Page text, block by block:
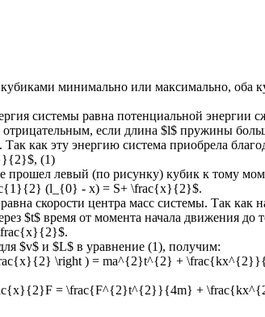
минимально или максимально,
системы равна потенциальной
если длина $l$ пружины
как эту энергию система приобрела
(1)
прошел левый (по рисунку) кубик к тому
(l_{0} - x) = S+ \frac{x}{2}$.
скорости центра масс системы. Так как
$t$ время от момента начала движения
$v$ и $L$ в уравнение (1), получим:
\right ) = ma^{2}t^{2} +
= \frac{F^{2}t^{2}}{4m} +